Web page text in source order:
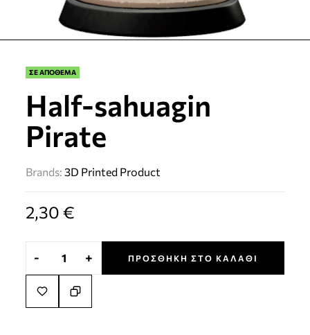
ΣΕ ΑΠΟΘΕΜΑ
Half-sahuagin
Pirate
Brands: 3D Printed Product
2,30€
- + ΠΡΟΣΘΉΚΗ ΣΤΟ ΚΑΛΆΘΙ